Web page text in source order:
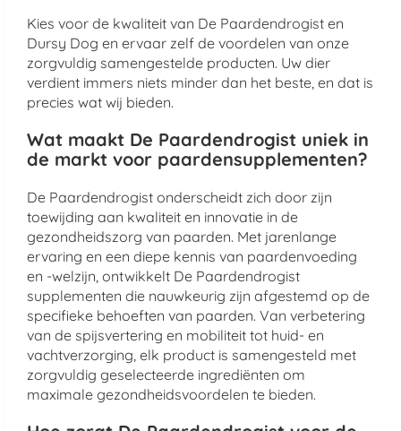
Kies voor de kwaliteit van De Paardendrogist en
Dursy Dog en ervaar zelf de voordelen van onze
zorgvuldig samengestelde producten. Uw dier
verdient immers niets minder dan het beste, en dat is
precies wat wij bieden.
Wat maakt De Paardendrogist uniek in
de markt voor paardensupplementen?
De Paardendrogist onderscheidt zich door zijn
toewijding aan kwaliteit en innovatie in de
gezondheidszorg van paarden. Met jarenlange
ervaring en een diepe kennis van paardenvoeding
en -welzijn, ontwikkelt De Paardendrogist
supplementen die nauwkeurig zijn afgestemd op de
specifieke behoeften van paarden. Van verbetering
van de spijsvertering en mobiliteit tot huid- en
vachtverzorging, elk product is samengesteld met
zorgvuldig geselecteerde ingrediënten om
maximale gezondheidsvoordelen te bieden.